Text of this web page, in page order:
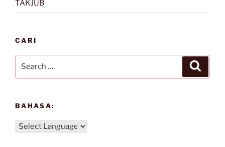
TAKJUB
CARI
BAHASA: